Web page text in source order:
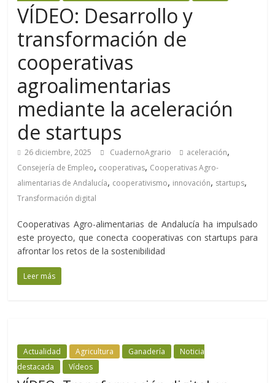
VÍDEO: Desarrollo y
transformación de
cooperativas
agroalimentarias
mediante la aceleración
de startups
26 diciembre, 2025 CuadernoAgrario aceleración,
Consejería de Empleo, cooperativas, Cooperativas Agro-
alimentarias de Andalucía, cooperativismo, innovación, startups,
Transformación digital
Cooperativas Agro-alimentarias de Andalucía ha impulsado
este proyecto, que conecta cooperativas con startups para
afrontar los retos de la sostenibilidad
Leer más
Actualidad Agricultura Ganadería
Noticia
destacada
Vídeos